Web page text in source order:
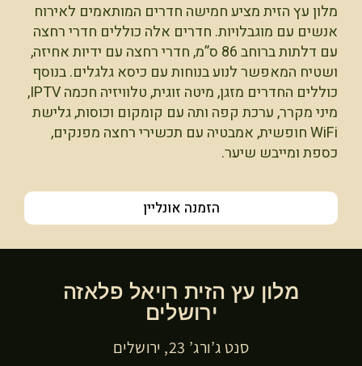
מלון עץ הזית מציע חמישה חדרים המותאמים לאירוח
אנשים עם מוגבלויות. חדרים אלה כוללים חדרי רחצה
עם דלתות ברוחב 86 ס”מ, חדרי רחצה עם ידיות אחיזה,
ושטיח המאפשר לנוע בנוחות עם כיסא גלגלים. בנוסף
כוללים החדרים מזגן, מיטה זוגית, טלוויזיה חכמה IPTV,
מיני מקרר, ערכת קפה ותה עם קומקום וכוסות, גלישת
WiFi חופשית, אמבטיה עם תכשירי רחצה מפנקים,
כספת ומייבש שיער.
הזמנה אונליין
מלון עץ הזית רויאל פלאזה
ירושלים
סנט ג’ורג’ 23, ירושלים